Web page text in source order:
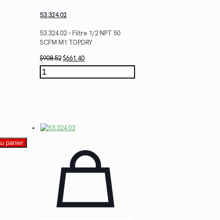
53.324.02
53.324.02 – Filtre 1/2 NPT 50
SCFM M1 TOPDRY
$908.52Le
prix
initial
$661.40Le
prix
actuel
quantité
de
panier